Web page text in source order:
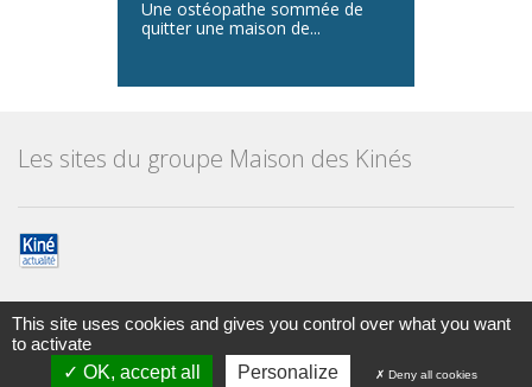
Une ostéopathe sommée de
quitter une maison de...
Les sites du groupe Maison des Kinés
Maison des kinésithérapeutes
This site uses cookies and gives you control over what you want
to activate
OK, accept all
Personalize Deny all cookies